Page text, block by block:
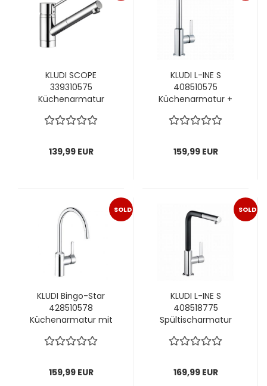
KLUDI SCOPE
339310575
Küchenarmatur
139,99 EUR
KLUDI L-INE S
408510575
Küchenarmatur +
159,99 EUR
SOLD
KLUDI Bingo-Star
428510578
Küchenarmatur mit
Geschirrbrause
159,99 EUR
SOLD
KLUDI L-INE S
408518775
Spültischarmatur
chrom/schwarz
169,99 EUR